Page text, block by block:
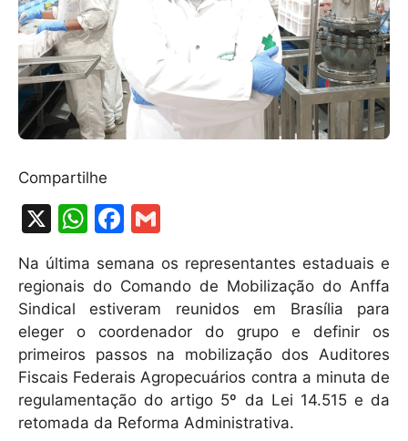
Compartilhe
X
W
at
s
A
p
p
F
c
e
b
o
o
k
ai
Na última semana os representantes estaduais e
regionais do Comando de Mobilização do Anffa
Sindical estiveram reunidos em Brasília para
eleger o coordenador do grupo e definir os
primeiros passos na mobilização dos Auditores
Fiscais Federais Agropecuários contra a minuta de
regulamentação do artigo 5º da Lei 14.515 e da
retomada da Reforma Administrativa.